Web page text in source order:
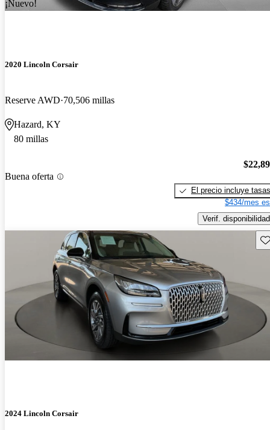
¡Nuevo!
2020 Lincoln Corsair
Reserve AWD 70,506 millas
Hazard, KY
80 millas
Buena oferta
El precio incluye tasas
$434/mes
Verif. disponibilidad
2024 Lincoln Corsair